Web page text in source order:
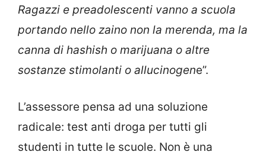
Ragazzi e preadolescenti vanno a scuola
portando nello zaino non la merenda, ma la
canna di hashish o marijuana o altre
sostanze stimolanti o allucinogene”.
L’assessore pensa ad una soluzione
radicale: test anti droga per tutti gli
studenti in tutte le scuole. Non è una